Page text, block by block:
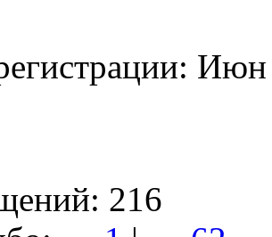
216